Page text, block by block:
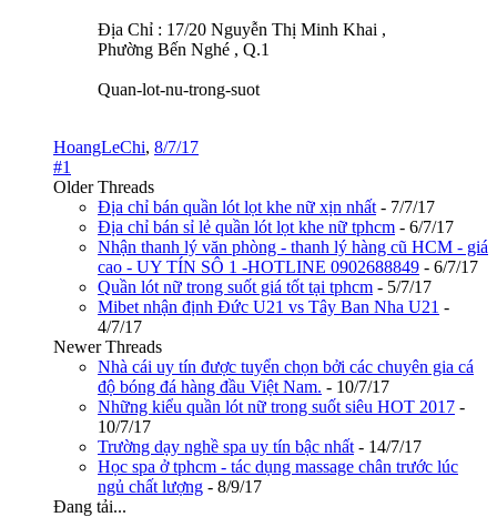
Địa Chỉ : 17/20 Nguyễn Thị Minh Khai ,
Phường Bến Nghé , Q.1
Quan-lot-nu-trong-suot
HoangLeChi, 8/7/17
#1
Older Threads
Địa chỉ bán quần lót lọt khe nữ xịn nhất - 7/7/17
Địa chỉ bán sỉ lẻ quần lót lọt khe nữ tphcm - 6/7/17
Nhận thanh lý văn phòng - thanh lý hàng cũ HCM - giá
cao - UY TÍN SÔ 1 -HOTLINE 0902688849 - 6/7/17
Quần lót nữ trong suốt giá tốt tại tphcm - 5/7/17
Mibet nhận định Đức U21 vs Tây Ban Nha U21 -
4/7/17
Newer Threads
Nhà cái uy tín được tuyển chọn bởi các chuyên gia cá
độ bóng đá hàng đầu Việt Nam. - 10/7/17
Những kiểu quần lót nữ trong suốt siêu HOT 2017 -
10/7/17
Trường dạy nghề spa uy tín bậc nhất - 14/7/17
Học spa ở tphcm - tác dụng massage chân trước lúc
ngủ chất lượng - 8/9/17
Đang tải...